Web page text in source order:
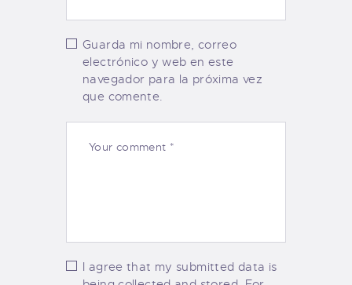
Guarda mi nombre, correo
electrónico y web en este
navegador para la próxima vez
que comente.
I agree that my submitted data is